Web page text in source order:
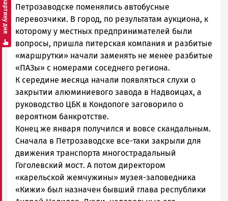
Петрозаводске поменялись автобусные
перевозчики. В город, по результатам аукциона, к
которому у местных предпринимателей были
вопросы, пришла питерская компания и разбитые
«маршрутки» начали заменять не менее разбитые
«ПАЗы» с номерами соседнего региона.
К середине месяца начали появляться слухи о
закрытии алюминиевого завода в Надвоицах, а
руководство ЦБК в Кондопоге заговорило о
вероятном банкротстве.
Конец же января получился и вовсе скандальным.
Сначала в Петрозаводске все-таки закрыли для
движения транспорта многострадальный
Гоголевский мост. А потом директором
«карельской жемчужины» музея-заповедника
«Кижи» был назначен бывший глава республики